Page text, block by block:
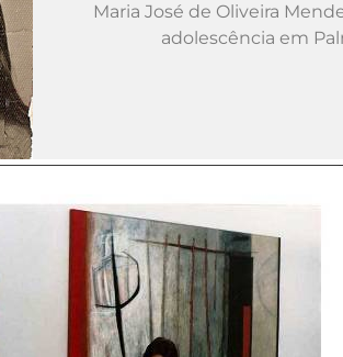
Maria José de Oliveira
adolescência em